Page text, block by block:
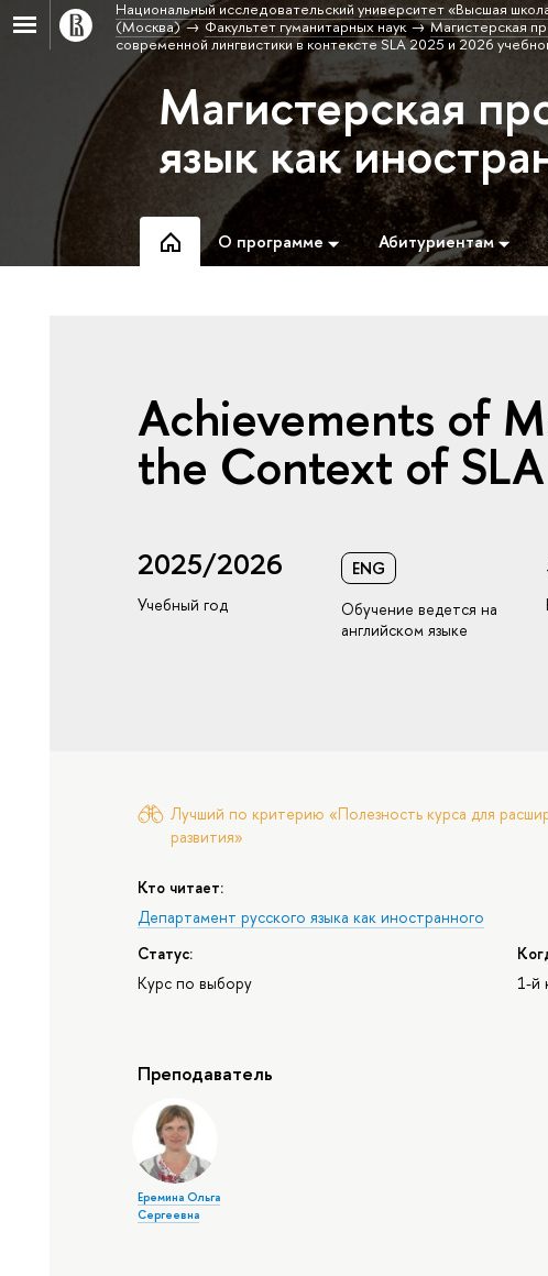
Национальный исследовательский университет «Высшая
(Москва)
Факультет гуманитарных наук Магистерская
современной лингвистики в контексте SLA 2025 и 2026
Магистерская
язык как
О программе Абитуриентам
Achievements of
the Context of SLA
2025/2026
Учебный год
ENG
Обучение ведется на
английском языке
Лучший по критерию «Полезность курса для
развития»
Кто читает:
Департамент русского языка как иностранного
Статус:
Курс по выбору
1-й
Преподаватель
Еремина Ольга
Сергеевна